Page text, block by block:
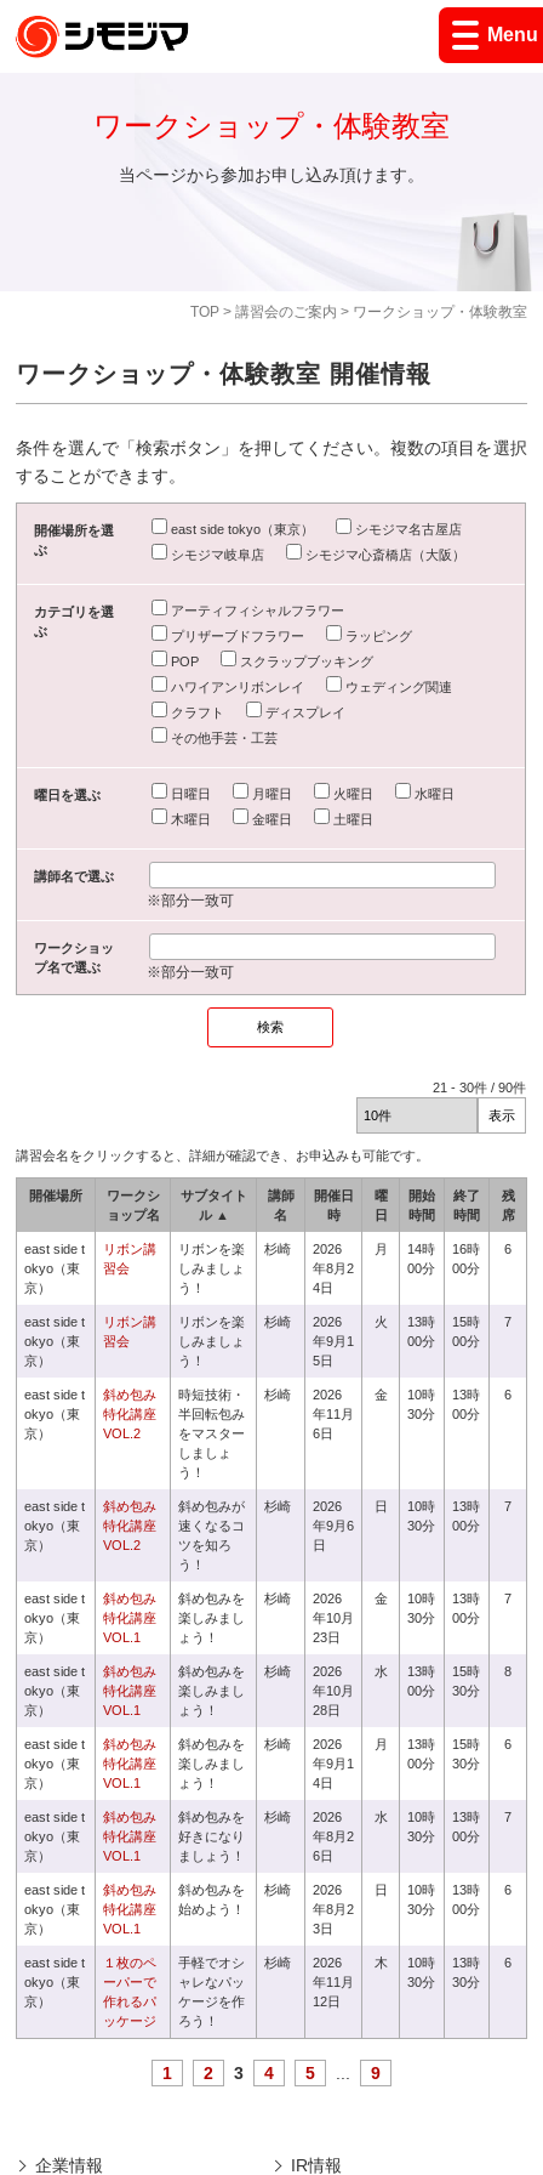
Menu
TOP> 講習会のご案内 > ワークショップ・体験教室
ワークショップ・体験教室
当ページから参加お申し込み頂けます。
ワークショップ・体験教室 開催情報
条件を選んで「検索ボタン」を押してください。複数の項目を選択
することができます。
開催場所を選
ぶ
east side tokyo（東京）
シモジマ名古屋店
シモジマ岐阜店
シモジマ心斎橋店（大阪）
カテゴリを選
ぶ
アーティフィシャルフラワー
プリザーブドフラワー
ラッピング
POP
スクラップブッキング
ハワイアンリボンレイ
ウェディング関連
クラフト
ディスプレイ
その他手芸・工芸
曜日を選ぶ 日曜日 月曜日 火曜日
水曜日
木曜日
金曜日 土曜日
講師名で選ぶ
※部分一致可
ワークショッ
プ名で選ぶ
※部分一致可
21 -30件 /90件
講習会名をクリックすると、詳細が確認でき、お申込みも可能です。
開催場所
ワークシ
ョップ名
サブタイト
ル ▲
講師
名
開催日
時
曜
日
開始
時間
終了
時間
残
席
east side t
okyo（東
京）
リボン講
習会
リボンを楽
しみましょ
う！
杉崎
2026
年8月2
4日
月
14時
00分
16時
00分
6
east side t
okyo（東
京）
リボン講
習会
リボンを楽
しみましょ
う！
杉崎
2026
年9月1
5日
火
13時
00分
15時
00分
7
east side t
okyo（東
京）
斜め包み
特化講座
VOL.2
時短技術・
半回転包み
をマスター
しましょ
う！
杉崎
2026
年11月
6日
金
10時
30分
13時
00分
6
east side t
okyo（東
京）
斜め包み
特化講座
VOL.2
斜め包みが
速くなるコ
ツを知ろ
う！
杉崎
2026
年9月6
日
日
10時
30分
13時
00分
7
east side t
okyo（東
京）
斜め包み
特化講座
VOL.1
斜め包みを
楽しみまし
ょう！
杉崎
2026
年10月
23日
金
10時
30分
13時
00分
7
east side t
okyo（東
京）
斜め包み
特化講座
VOL.1
斜め包みを
楽しみまし
ょう！
杉崎
2026
年10月
28日
水
13時
00分
15時
30分
8
east side t
okyo（東
京）
斜め包み
特化講座
VOL.1
斜め包みを
楽しみまし
ょう！
杉崎
2026
年9月1
4日
月
13時
00分
15時
30分
6
east side t
okyo（東
京）
斜め包み
特化講座
VOL.1
斜め包みを
好きになり
ましょう！
杉崎
2026
年8月2
6日
水
10時
30分
13時
00分
7
east side t
okyo（東
京）
斜め包み
特化講座
VOL.1
斜め包みを
始めよう！
杉崎
2026
年8月2
3日
日
10時
30分
13時
00分
6
east side t
okyo（東
京）
１枚のペ
ーパーで
作れるパ
ッケージ
手軽でオシ
ャレなパッ
ケージを作
ろう！
杉崎
2026
年11月
12日
木
10時
30分
13時
30分
6
1 2 3 4 5 9
企業情報 IR情報